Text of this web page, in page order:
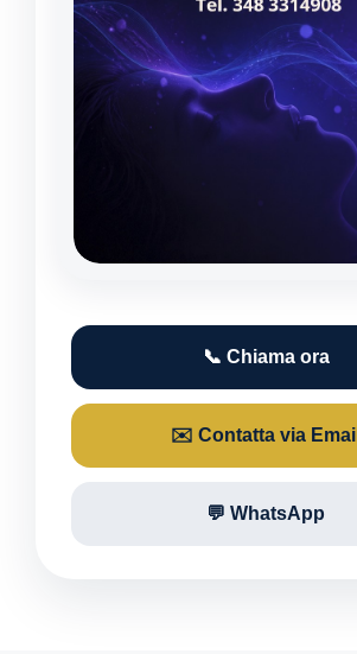
📞 Chiama ora
✉️ Contatta via Email
💬 WhatsApp